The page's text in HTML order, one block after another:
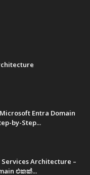
Entra Domain
by-Step...
Architecture –
එකක්...